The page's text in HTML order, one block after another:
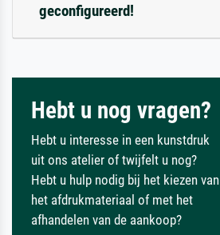
geconfigureerd!
Hebt u nog vragen?
Hebt u interesse in een kunstdruk
uit ons atelier of twijfelt u nog?
Hebt u hulp nodig bij het kiezen van
het afdrukmateriaal of met het
afhandelen van de aankoop?